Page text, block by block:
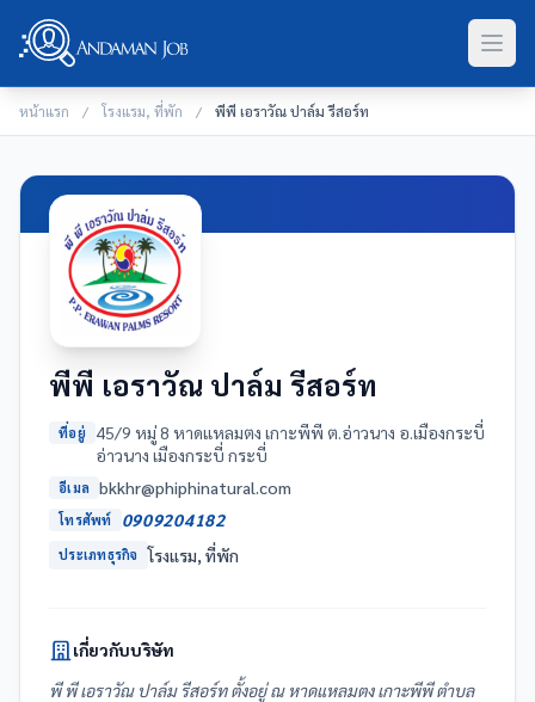
หน้าแรก / โรงแรม, ที่พัก / พีพี เอราวัณ ปาล์ม รีสอร์ท
พีพี เอราวัณ ปาล์ม รีสอร์ท
ที่อยู่
45/9 หมู่ 8 หาดแหลมตง เกาะพีพี ต.อ่าวนาง อ.เมืองกระบี่
อ่าวนาง เมืองกระบี่ กระบี่
อีเมล moc.larutanihpihp@rhkkb
โทรศัพท์ 0909204182
ประเภทธุรกิจ โรงแรม, ที่พัก
เกี่ยวกับบริษัท
พี พี เอราวัณ ปาล์ม รีสอร์ท ตั้งอยู่ ณ หาดแหลมตง เกาะพีพี ตำบล